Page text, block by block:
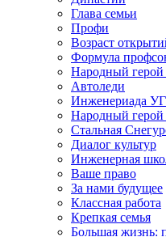
Глава семьи
Профи
Возраст
Формула
Народный герой
Автоледи
Инженериада
Народный герой
Стальная
Диалог культур
Инженерная
Ваше право
За нами будущее
Классная работа
Крепкая семья
Большая жизнь: